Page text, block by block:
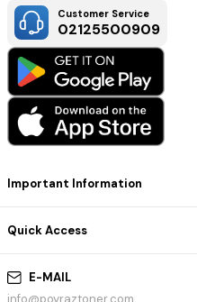
E-MAIL
info@poyraztoner.com
Important Information
Quick Access
Customer Service
02125500909